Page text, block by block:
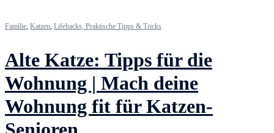
Familie, Katzen, Lifehacks, Praktische Tipps & Tricks
Alte Katze: Tipps für die
Wohnung | Mach deine
Wohnung fit für Katzen-